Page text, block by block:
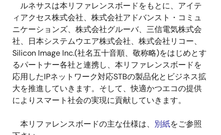
ルネサスは本リファレンスボードをもとに、アイテ
ィアクセス株式会社、株式会社アドバンスト・コミュ
ニケーションズ、株式会社グルーバ、三信電気株式会
社、日本システムウエア株式会社、株式会社リコー、
Silicon Image Inc.(社名五十音順、敬称略)をはじめとす
るパートナー各社と連携し、本リファレンスボードを
応用したIPネットワーク対応STBの製品化とビジネス拡
大を推進していきます。そして、快適かつエコの提供
によりスマート社会の実現に貢献していきます。
本リファレンスボードの主な仕様は、 別紙をご参照